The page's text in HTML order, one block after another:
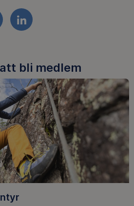
LINKEDIN
bli medlem